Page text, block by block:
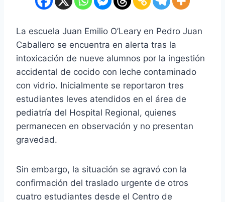
La escuela Juan Emilio O’Leary en Pedro Juan
Caballero se encuentra en alerta tras la
intoxicación de nueve alumnos por la ingestión
accidental de cocido con leche contaminado
con vidrio. Inicialmente se reportaron tres
estudiantes leves atendidos en el área de
pediatría del Hospital Regional, quienes
permanecen en observación y no presentan
gravedad.
Sin embargo, la situación se agravó con la
confirmación del traslado urgente de otros
cuatro estudiantes desde el Centro de